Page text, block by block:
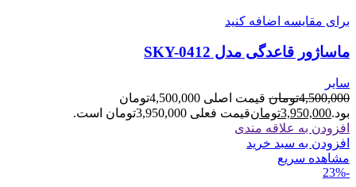
برای مقایسه اضافه کنید
ماساژور قاعدگی مدل SKY-0412
سایر
4,500,000تومان
قیمت اصلی 4,500,000تومان
بود.3,950,000تومانقیمت فعلی 3,950,000تومان است.
افزودن به علاقه مندی
افزودن به سبد خرید
مشاهده سریع
-23%